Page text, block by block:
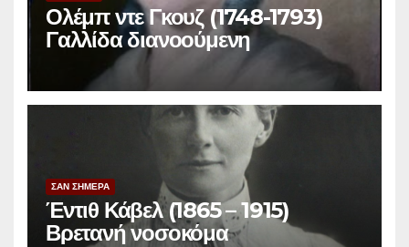
Ολέμπ ντε Γκουζ (1748-1793)
Γαλλίδα διανοούμενη
ΣΑΝ ΣΗΜΕΡΑ
Έντιθ Κάβελ (1865 – 1915)
Βρετανή νοσοκόμα